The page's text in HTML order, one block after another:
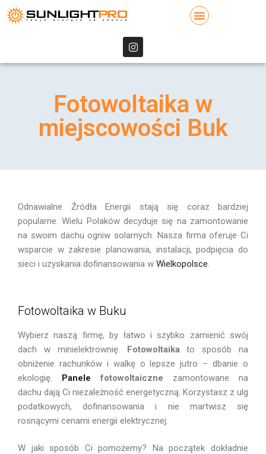
Fotowoltaika w
miejscowości Buk
Odnawialne Źródła Energii stają się coraz bardziej
popularne. Wielu Polaków decyduje się na zamontowanie
na swoim dachu ogniw solarnych. Nasza firma oferuje Ci
wsparcie w zakresie planowania, instalacji, podpięcia do
sieci i uzyskania dofinansowania w Wielkopolsce.
Fotowoltaika w Buku
Wybierz naszą firmę, by łatwo i szybko zamienić swój
dach w minielektrownię. Fotowoltaikato sposób na
obniżenie rachunków i walkę o lepsze jutro – dbanie o
ekologię. Panele fotowoltaiczne zamontowane na
dachu dają Ci niezależność energetyczną. Korzystasz z ulg
podatkowych, dofinansowania i nie martwisz się
rosnącymi cenami energii elektrycznej.
W jaki sposób Ci pomożemy? Na początek dokładnie